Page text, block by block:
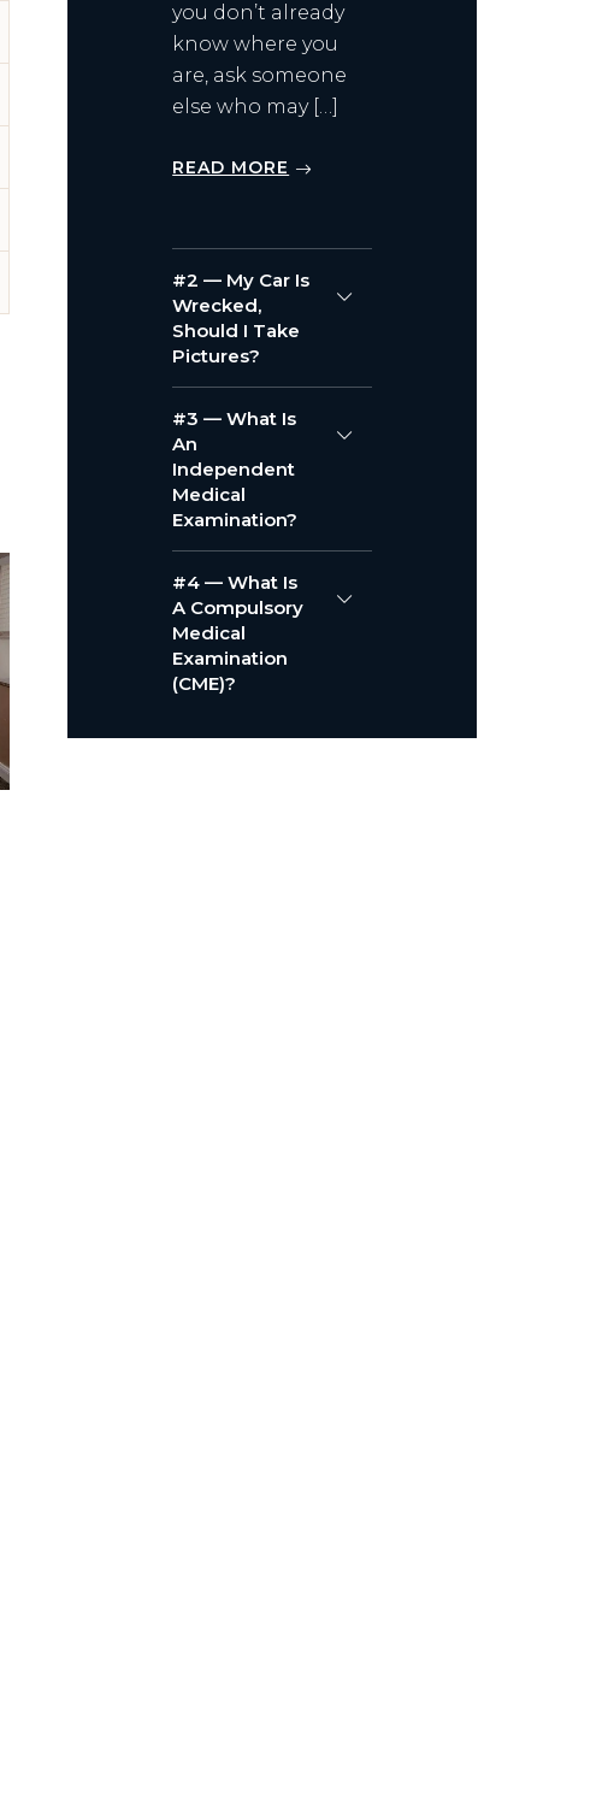
you don’t already
know where you
are, ask someone
else who may […]
READ MORE
#2 — My Car Is
Wrecked,
Should I Take
Pictures?
#3 — What Is
An
Independent
Medical
Examination?
#4 — What Is
A Compulsory
Medical
Examination
(CME)?